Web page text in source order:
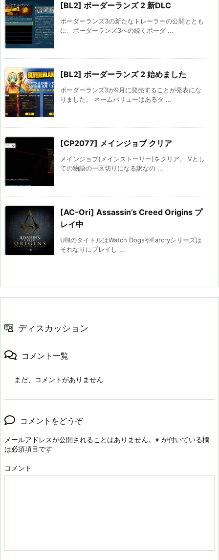
[BL2] ボーダーランズ 2 新DLC
ボーダーランズ3の新たなトレーラーの公開ととも
に、ボーダーランズ3への続くボーダ ...
[BL2] ボーダーランズ 2 始めました
ボーダーランズ3が9月に発売することが発表にな
りました。 ネームバリューはあるタ ...
[CP2077] メインジョブ クリア
メインジョブ(メインストーリー)をクリア。 Vとし
ての物語の一区切りになる訳なの ...
[AC-Ori] Assassin’s Creed Origins プ
レイ中
UBIのタイトルはWatch DogsやFarcryシリーズは
それなりにプレイし ...
ディスカッション
コメント一覧
まだ、コメントがありません
コメントをどうぞ
メールアドレスが公開されることはありません。 ※ が付いている欄
は必須項目です
コメント